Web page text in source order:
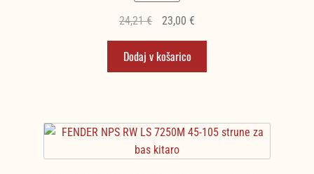
24,21€
Izvirna
cena
je
bila:
23,00 €Trenutna
cena
23,00 €.
Dodaj v košarico